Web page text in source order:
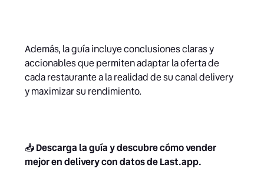
Además, la guía incluye conclusiones claras y
accionables que permiten adaptar la oferta de
cada restaurante a la realidad de su canal delivery
y maximizar su rendimiento.
📥Descarga la guía y descubre cómo vender
mejor en delivery con datos de Last.app.